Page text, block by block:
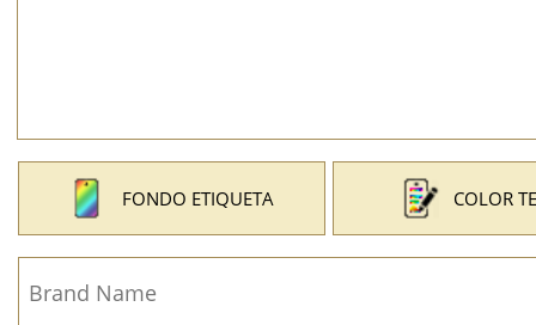
FONDO ETIQUETA COLOR